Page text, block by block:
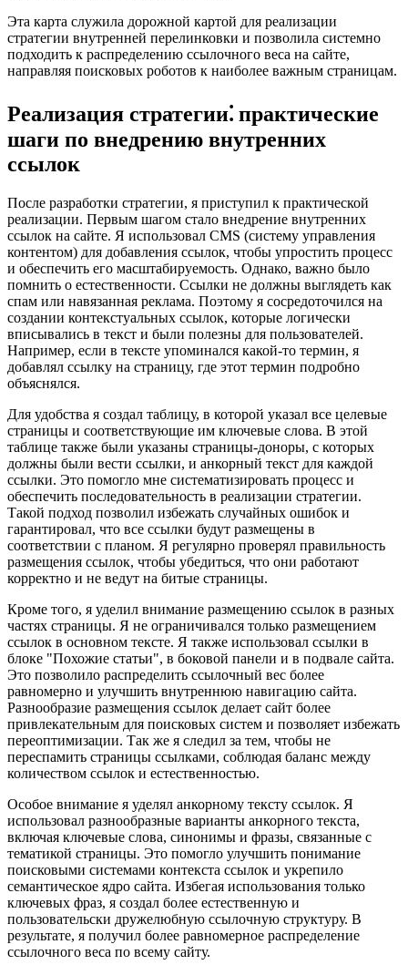
Эта карта служила дорожной картой для реализации
стратегии внутренней перелинковки и позволила системно
подходить к распределению ссылочного веса на сайте,
направляя поисковых роботов к наиболее важным страницам.
Реализация стратегии⁚ практические
шаги по внедрению внутренних
ссылок
После разработки стратегии, я приступил к практической
реализации. Первым шагом стало внедрение внутренних
ссылок на сайте. Я использовал CMS (систему управления
контентом) для добавления ссылок, чтобы упростить процесс
и обеспечить его масштабируемость. Однако, важно было
помнить о естественности. Ссылки не должны выглядеть как
спам или навязанная реклама. Поэтому я сосредоточился на
создании контекстуальных ссылок, которые логически
вписывались в текст и были полезны для пользователей.
Например, если в тексте упоминался какой-то термин, я
добавлял ссылку на страницу, где этот термин подробно
объяснялся.
Для удобства я создал таблицу, в которой указал все целевые
страницы и соответствующие им ключевые слова. В этой
таблице также были указаны страницы-доноры, с которых
должны были вести ссылки, и анкорный текст для каждой
ссылки. Это помогло мне систематизировать процесс и
обеспечить последовательность в реализации стратегии.
Такой подход позволил избежать случайных ошибок и
гарантировал, что все ссылки будут размещены в
соответствии с планом. Я регулярно проверял правильность
размещения ссылок, чтобы убедиться, что они работают
корректно и не ведут на битые страницы.
Кроме того, я уделил внимание размещению ссылок в разных
частях страницы. Я не ограничивался только размещением
ссылок в основном тексте. Я также использовал ссылки в
блоке "Похожие статьи", в боковой панели и в подвале сайта.
Это позволило распределить ссылочный вес более
равномерно и улучшить внутреннюю навигацию сайта.
Разнообразие размещения ссылок делает сайт более
привлекательным для поисковых систем и позволяет избежать
переоптимизации. Так же я следил за тем, чтобы не
переспамить страницы ссылками, соблюдая баланс между
количеством ссылок и естественностью.
Особое внимание я уделял анкорному тексту ссылок. Я
использовал разнообразные варианты анкорного текста,
включая ключевые слова, синонимы и фразы, связанные с
тематикой страницы. Это помогло улучшить понимание
поисковыми системами контекста ссылок и укрепило
семантическое ядро сайта. Избегая использования только
ключевых фраз, я создал более естественную и
пользовательски дружелюбную ссылочную структуру. В
результате, я получил более равномерное распределение
ссылочного веса по всему сайту.